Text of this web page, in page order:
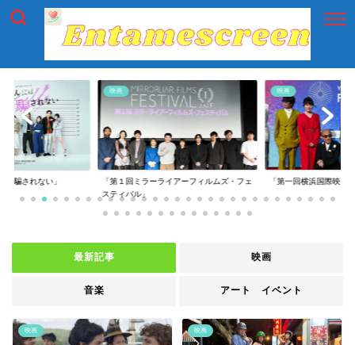
は騙されない」
映画
「第１回ミラーライアーフィルムズ・フェ
スティバル」
映画
「第一回横浜国際映画
最新記事 映画
音楽 アート イベント
映画 映画